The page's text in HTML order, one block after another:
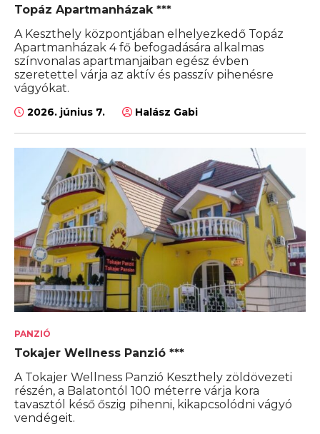
Topáz Apartmanházak ***
A Keszthely központjában elhelyezkedő Topáz
Apartmanházak 4 fő befogadására alkalmas
színvonalas apartmanjaiban egész évben
szeretettel várja az aktív és passzív pihenésre
vágyókat.
2026. június 7. Halász Gabi
PANZIÓ
Tokajer Wellness Panzió ***
A Tokajer Wellness Panzió Keszthely zöldövezeti
részén, a Balatontól 100 méterre várja kora
tavasztól késő őszig pihenni, kikapcsolódni vágyó
vendégeit.